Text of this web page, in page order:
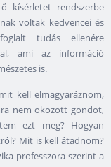
kísérletet rendszerbe
voltak kedvencei és
tudás ellenére
ami az információ
is.
kell elmagyaráznom,
nem okozott gondot,
ezt meg? Hogyan
Mit is kell átadnom?
professzora szerint a